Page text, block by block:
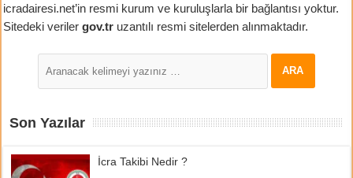
icradairesi.net’in resmi kurum ve kuruluşlarla bir bağlantısı yoktur.
Sitedeki verilergov.tr uzantılı resmi sitelerden alınmaktadır.
Son Yazılar
İcra Takibi Nedir ?